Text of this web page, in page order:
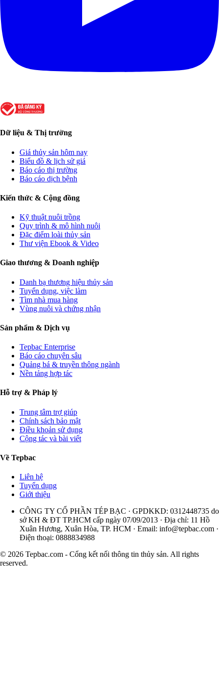
Dữ liệu & Thị trường
Giá thủy sản hôm nay
Biểu đồ & lịch sử giá
Báo cáo thị trường
Báo cáo dịch bệnh
Kiến thức & Cộng đồng
Kỹ thuật nuôi trồng
Quy trình & mô hình nuôi
Đặc điểm loài thủy sản
Thư viện Ebook & Video
Giao thương & Doanh nghiệp
Danh bạ thương hiệu thủy sản
Tuyển dụng, việc làm
Tìm nhà mua hàng
Vùng nuôi và chứng nhận
Sản phẩm & Dịch vụ
Tepbac Enterprise
Báo cáo chuyên sâu
Quảng bá & truyền thông ngành
Nền tảng hợp tác
Hỗ trợ & Pháp lý
Trung tâm trợ giúp
Chính sách bảo mật
Điều khoản sử dụng
Cộng tác và bài viết
Về Tepbac
Liên hệ
Tuyển dụng
Giới thiệu
CÔNG TY CỔ PHẦN TÉP BẠC · GPDKKD: 0312448735 do
sở KH & ĐT TP.HCM cấp ngày 07/09/2013 · Địa chỉ: 11 Hồ
Xuân Hương, Xuân Hòa, TP. HCM · Email: info@tepbac.com ·
Điện thoại: 0888834988
© 2026 Tepbac.com - Cổng kết nối thông tin thủy sản. All rights
reserved.